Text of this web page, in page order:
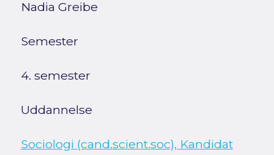
Nadia Greibe
Semester
4. semester
Uddannelse
Sociologi (cand.scient.soc), Kandidat